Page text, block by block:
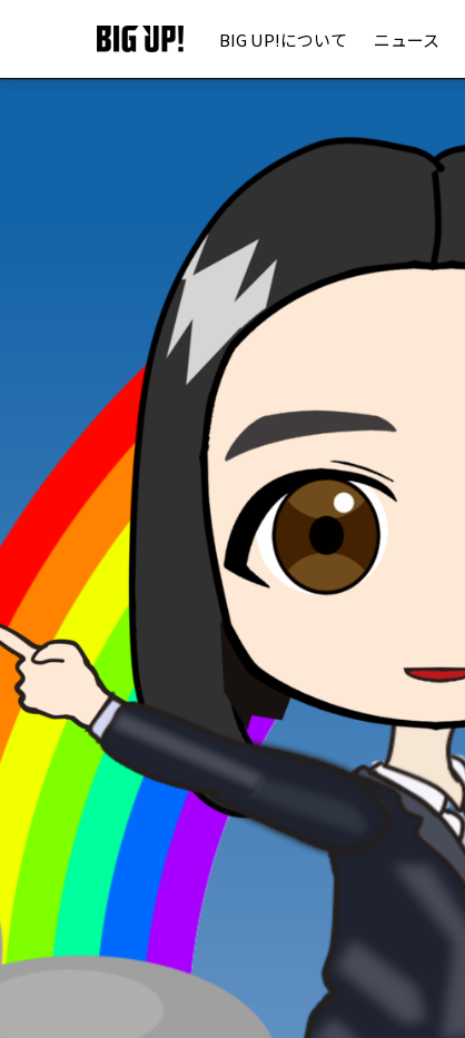
BIG UP!について ニュース